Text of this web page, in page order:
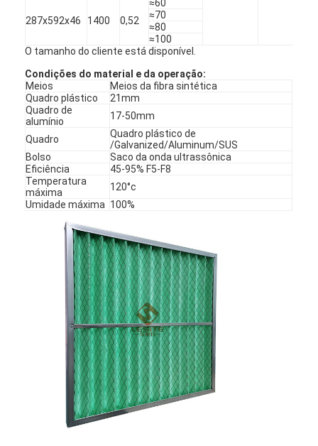
Sobre nós
Visita à fábrica
Controle de qualidade
Contacte-nos
Notícias
Falem agora.
Filtro de ar que faz a máquina
Máquina da fabricação do filtro de ar
Filtro do bolso que faz a máquina
Máquina de rebitação automática
Máquina de rebitação semi automática
287x592x46 1400 0,52
≈60
≈70
≈80
≈100
O tamanho do cliente está disponível.
Condições do material e da operação:
Meios
Meios da fibra sintética
Quadro plástico
21mm
Quadro de
alumínio
17-50mm
Quadro
Quadro plástico de
/Galvanized/Aluminum/SUS
Bolso
Saco da onda ultrassônica
Eficiência
45-95% F5-F8
Temperatura
máxima
120°c
Umidade máxima 100%